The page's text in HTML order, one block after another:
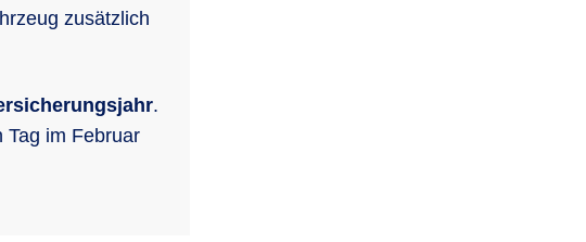
zusätzlich
.
Tag im Februar